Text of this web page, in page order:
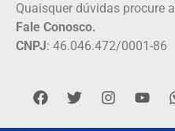
Quaisquer dúvidas procure a
Fale Conosco.
CNPJ: 46.046.472/0001-86